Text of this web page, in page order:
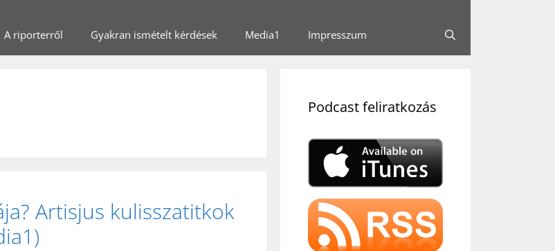
A riporterről Gyakran ismételt kérdések Media1 Impresszum
Artisjus kulisszatitkok
Podcast feliratkozás